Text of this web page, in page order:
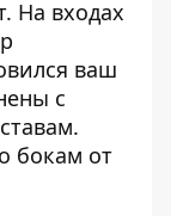
На входах
ваш
с
бокам от